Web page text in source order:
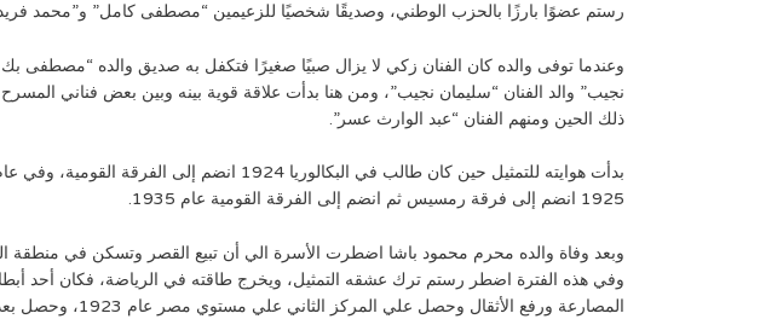
رستم عضوًا بارزًا بالحزب الوطني، وصديقًا شخصيًا للزعيمين “مصطفى كامل” و”محمد
وعندما توفى والده كان الفنان زكي لا يزال صبيًا صغيرًا فتكفل به صديق والده “مصطفى بك
نجيب” والد الفنان “سليمان نجيب”، ومن هنا بدأت علاقة قوية بينه وبين بعض فناني
ذلك الحين ومنهم الفنان “عبد الوارث عسر”.
بدأت هوايته للتمثيل حين كان طالب في البكالوريا 1924 انضم إلى الفرقة القومية، وفي
1925 انضم إلى فرقة رمسيس ثم انضم إلى الفرقة القومية عام 1935.
وبعد وفاة والده محرم محمود باشا اضطرت الأسرة الي أن تبيع القصر وتسكن في منطقة
وفي هذه الفترة اضطر رستم ترك عشقه التمثيل، ويخرج طاقته في الرياضة، فكان أحد
المصارعة ورفع الأثقال وحصل علي المركز الثاني علي مستوي مصر